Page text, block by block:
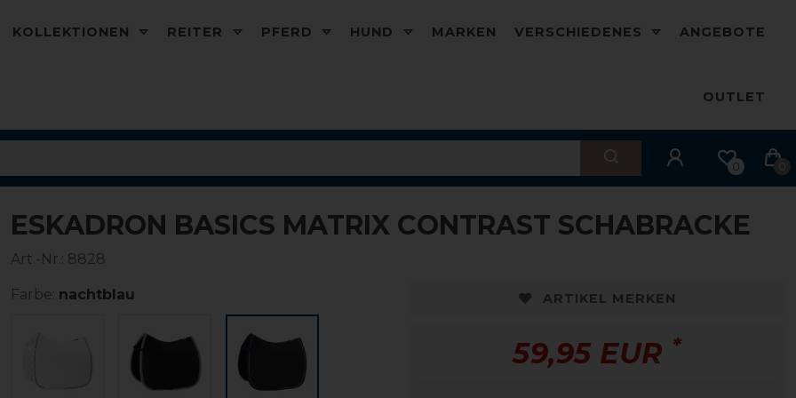
KOLLEKTIONEN REITER PFERD HUND MARKEN VERSCHIEDENES ANGEBOTE
OUTLET
0 0
ESKADRON BASICS MATRIX CONTRAST SCHABRACKE
Art.-Nr.: 8828
Farbe: nachtblau ARTIKEL MERKEN
59,95 EUR *